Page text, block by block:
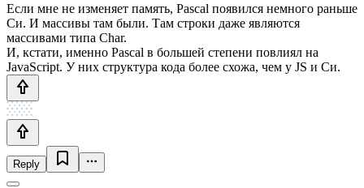
Если мне не изменяет память, Pascal появился немного раньше
Си. И массивы там были. Там строки даже являются
массивами типа Char.
И, кстати, именно Pascal в большей степени повлиял на
JavaScript. У них структура кода более схожа, чем у JS и Си.
Reply